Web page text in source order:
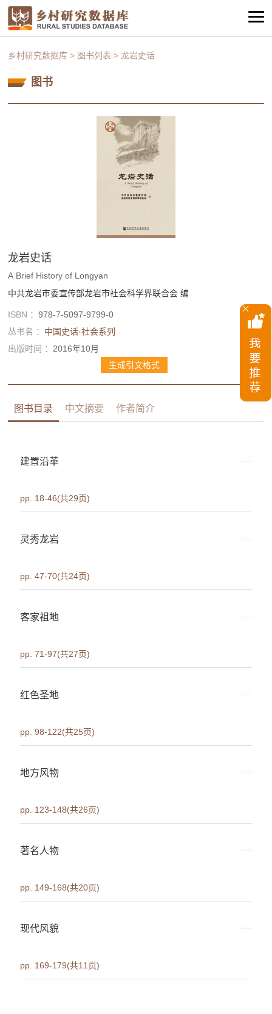
乡村研究数据库 > 图书列表 >龙岩史话
图书
龙岩史话
A Brief History of Longyan
中共龙岩市委宣传部龙岩市社会科学界联合会编
ISBN ：978-7-5097-9799-0
丛书名 ： 中国史话·社会系列
出版时间 ：2016年10月
生成引文格式
图书目录 中文摘要 作者简介
建置沿革
pp. 18-46(共29页)
灵秀龙岩
pp. 47-70(共24页)
客家祖地
pp. 71-97(共27页)
红色圣地
pp. 98-122(共25页)
地方风物
pp. 123-148(共26页)
著名人物
pp. 149-168(共20页)
现代风貌
pp. 169-179(共11页)